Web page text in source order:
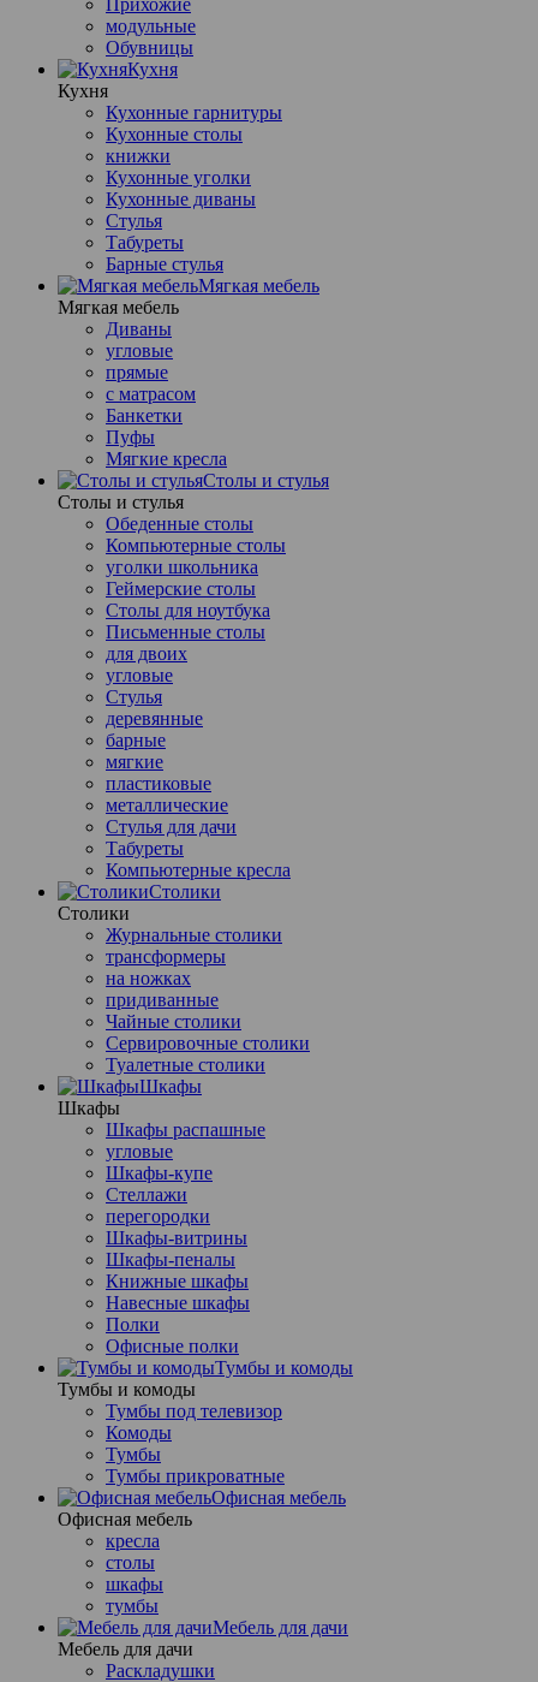
Прихожие
модульные
Обувницы
Кухня
Кухня
Кухонные гарнитуры
Кухонные столы
книжки
Кухонные уголки
Кухонные диваны
Стулья
Табуреты
Барные стулья
Мягкая мебель
Мягкая мебель
Диваны
угловые
прямые
с матрасом
Банкетки
Пуфы
Мягкие кресла
Столы и стулья
Столы и стулья
Обеденные столы
Компьютерные столы
уголки школьника
Геймерские столы
Столы для ноутбука
Письменные столы
для двоих
угловые
Стулья
деревянные
барные
мягкие
пластиковые
металлические
Стулья для дачи
Табуреты
Компьютерные кресла
Столики
Столики
Журнальные столики
трансформеры
на ножках
придиванные
Чайные столики
Сервировочные столики
Туалетные столики
Шкафы
Шкафы
Шкафы распашные
угловые
Шкафы-купе
Стеллажи
перегородки
Шкафы-витрины
Шкафы-пеналы
Книжные шкафы
Навесные шкафы
Полки
Офисные полки
Тумбы и комоды
Тумбы и комоды
Тумбы под телевизор
Комоды
Тумбы
Тумбы прикроватные
Офисная мебель
Офисная мебель
кресла
столы
шкафы
тумбы
Мебель для дачи
Мебель для дачи
Раскладушки